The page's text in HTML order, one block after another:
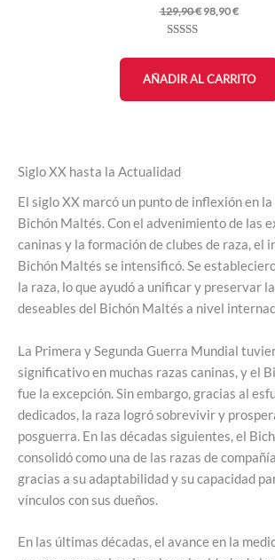
129,90€ El
98,90€El
con4.88de
valoraciones
AÑADIR AL CARRITO
Siglo XX hasta la Actualidad
El siglo XX marcó un punto de inflexión en
Bichón Maltés. Con el advenimiento de las
caninas y la formación de clubes de raza, el
Bichón Maltés se intensificó. Se
la raza, lo que ayudó a unificar y preservar
deseables del Bichón Maltés a nivel
La Primera y Segunda Guerra Mundial
significativo en muchas razas caninas, y el
fue la excepción. Sin embargo, gracias al
dedicados, la raza logró sobrevivir y
posguerra. En las décadas siguientes, el
consolidó como una de las razas de
gracias a su adaptabilidad y su capacidad
vínculos con sus dueños.
En las últimas décadas, el avance en la